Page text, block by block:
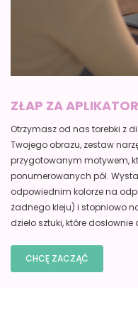
ZŁAP ZA
Otrzymasz od nas torebki z
Twojego obrazu, zestaw
przygotowanym motywem,
ponumerowanych pól.
odpowiednim kolorze na
żadnego kleju) i stopniowo
dzieło sztuki, które
CHCĘ ZACZĄĆ